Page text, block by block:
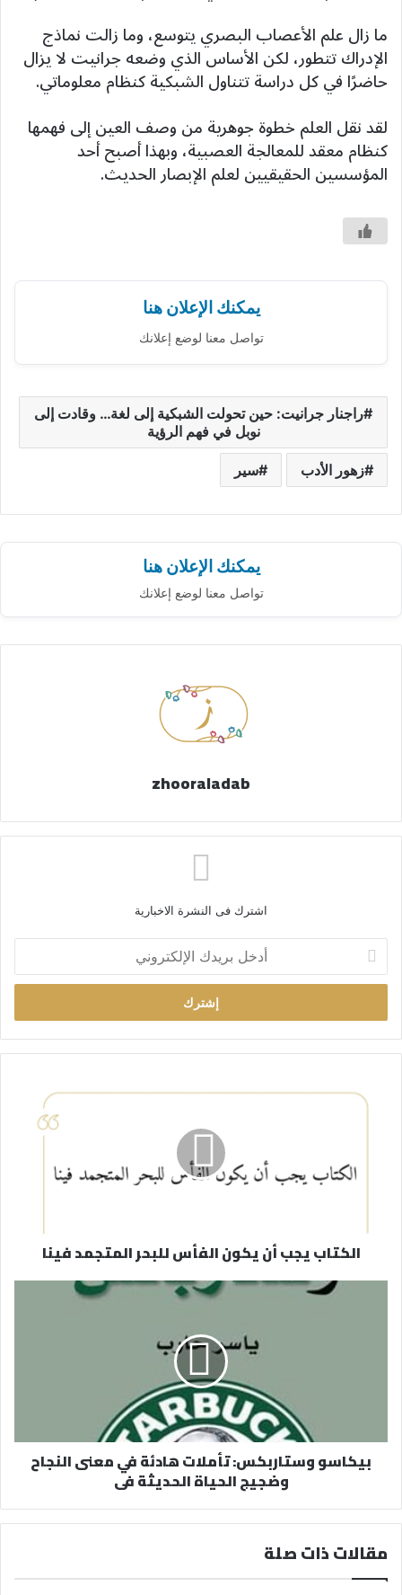
ما زال علم الأعصاب البصري يتوسع، وما زالت نماذج
الإدراك تتطور، لكن الأساس الذي وضعه جرانيت لا يزال
حاضرًا في كل دراسة تتناول الشبكية كنظام معلوماتي.
لقد نقل العلم خطوة جوهرية من وصف العين إلى فهمها
كنظام معقد للمعالجة العصبية، وبهذا أصبح أحد
المؤسسين الحقيقيين لعلم الإبصار الحديث.
يمكنك الإعلان هنا
تواصل معنا لوضع إعلانك
راجنار جرانيت: حين تحولت الشبكية إلى لغة… وقادت إلى
نوبل في فهم الرؤية
زهور الأدب سير
يمكنك الإعلان هنا
تواصل معنا لوضع إعلانك
zhooraladab
اشترك فى النشرة الاخبارية
خ
ب
ر
الكتاب يجب أن يكون الفأس للبحر المتجمد فينا
بيكاسو وستاربكس: تأملات هادئة في معنى النجاح
وضجيج الحياة الحديثة فى
مقالات ذات صلة